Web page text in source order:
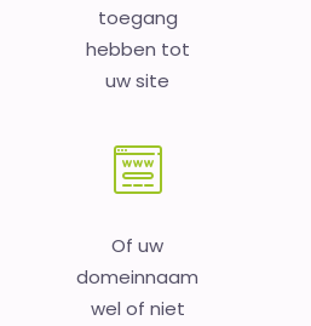
toegang
hebben tot
uw site
Of uw
domeinnaam
wel of niet